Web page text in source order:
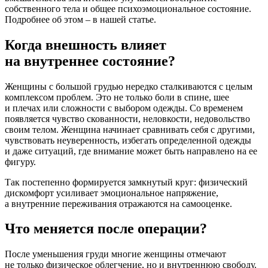
собственного тела и общее психоэмоциональное состояние.
Подробнее об этом – в нашей статье.
Когда внешность влияет
на внутреннее состояние?
Женщины с большой грудью нередко сталкиваются с целым
комплексом проблем. Это не только боли в спине, шее
и плечах или сложности с выбором одежды. Со временем
появляется чувство скованности, неловкости, недовольство
своим телом. Женщина начинает сравнивать себя с другими,
чувствовать неуверенность, избегать определенной одежды
и даже ситуаций, где внимание может быть направлено на ее
фигуру.
Так постепенно формируется замкнутый круг: физический
дискомфорт усиливает эмоциональное напряжение,
а внутренние переживания отражаются на самооценке.
Что меняется после операции?
После уменьшения груди многие женщины отмечают
не только физическое облегчение, но и внутреннюю свободу.